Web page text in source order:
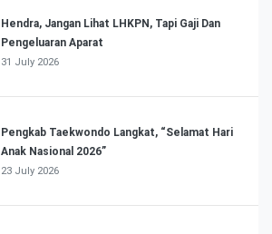
Hendra, Jangan Lihat LHKPN, Tapi Gaji Dan
Pengeluaran Aparat
31 July 2026
Pengkab Taekwondo Langkat, “Selamat Hari
Anak Nasional 2026”
23 July 2026